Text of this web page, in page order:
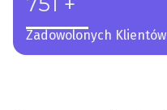
Zadowolonych Klientów